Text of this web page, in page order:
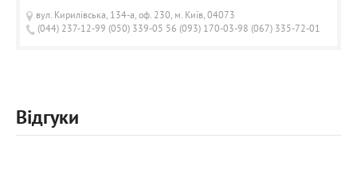
вул. Кирилівська, 134-а, оф. 230, м. Київ, 04073
(044) 237-12-99 (050) 339-05 56 (093) 170-03-98 (067) 335-72-01
Відгуки